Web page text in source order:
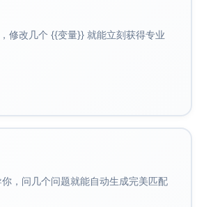
修改几个 {{变量}} 就能立刻获得专业
，问几个问题就能自动生成完美匹配